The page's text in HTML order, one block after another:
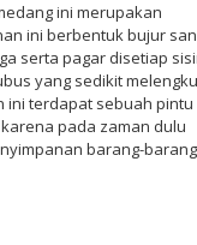
ini merupakan
ini berbentuk bujur
serta pagar disetiap
yang sedikit
ini terdapat sebuah pintu
pada zaman dulu
barang-barang